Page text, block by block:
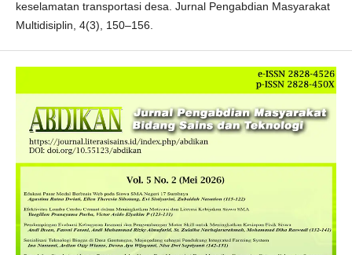
keselamatan transportasi desa. Jurnal Pengabdian Masyarakat
Multidisiplin, 4(3), 150–156.